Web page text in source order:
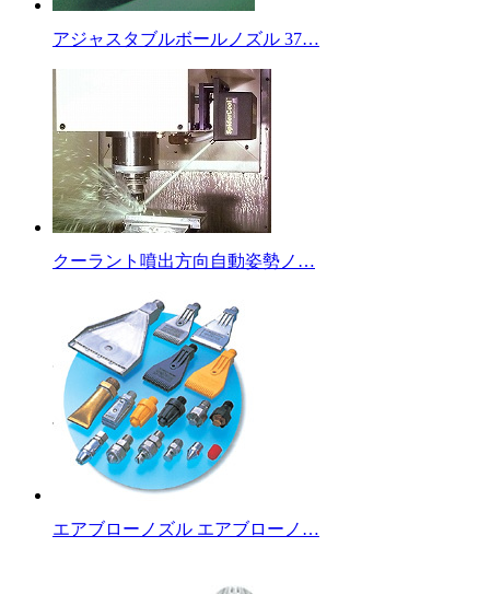
アジャスタブルボールノズル 37…
クーラント噴出方向自動姿勢ノ…
エアブローノズル エアブローノ…